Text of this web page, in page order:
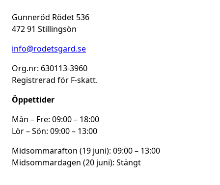
Gunneröd Rödet 536
472 91 Stillingsön
info@rodetsgard.se
Org.nr: 630113-3960
Registrerad för F-skatt.
Öppettider
Mån – Fre: 09:00 – 18:00
Lör – Sön: 09:00 – 13:00
Midsommarafton (19 juni): 09:00 – 13:00
Midsommardagen (20 juni): Stängt